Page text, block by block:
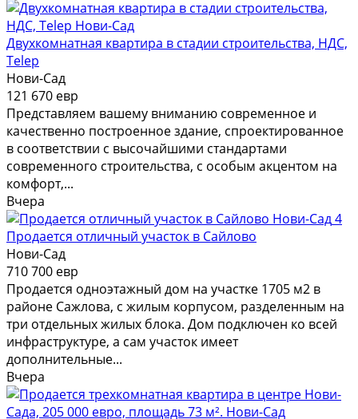
Двухкомнатная квартира в стадии строительства, НДС,
Telep
Нови-Сад
121 670 евр
Представляем вашему вниманию современное и
качественно построенное здание, спроектированное
в соответствии с высочайшими стандартами
современного строительства, с особым акцентом на
комфорт,...
Вчера
4
Продается отличный участок в Сайлово
Нови-Сад
710 700 евр
Продается одноэтажный дом на участке 1705 м2 в
районе Сажлова, с жилым корпусом, разделенным на
три отдельных жилых блока. Дом подключен ко всей
инфраструктуре, а сам участок имеет
дополнительные...
Вчера